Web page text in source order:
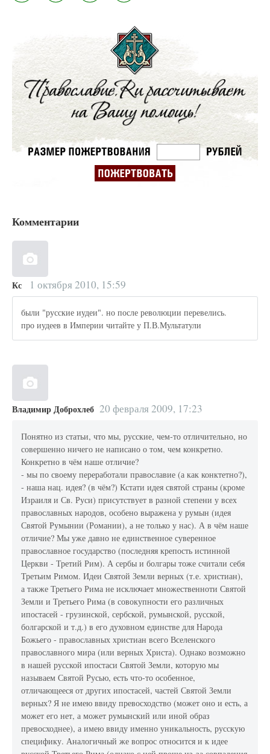
Комментарии
Кс 1 октября 2010, 15:59
были "русские иудеи". но после революции перевелись.
про иудеев в Империи читайте у П.В.Мультатули
Владимир Доброхлеб 20 февраля 2009, 17:23
Понятно из статьи, что мы, русские, чем-то отличительно, но
совершенно ничего не написано о том, чем конкретно.
Конкретно в чём наше отличие?
- мы по своему переработали православие (а как конктетно?),
- наша нац. идея? (в чём?) Кстати идея святой страны (кроме
Израиля и Св. Руси) присутствует в разной степени у всех
православных народов, особено выражена у румын (идея
Святой Румынии (Романии), а не только у нас). А в чём наше
отличие? Мы уже давно не единственное суверенное
православное государство (последняя крепость истинной
Церкви - Третий Рим). А сербы и болгары тоже считали себя
Третьим Римом. Идеи Святой Земли верных (т.е. христиан),
а также Третьего Рима не исключает множественноти Святой
Земли и Третьего Рима (в совокупности его различных
ипостасей - грузинской, сербской, румынской, русской,
болгарской и т.д.) в его духовном единстве для Народа
Божьего - православных христиан всего Вселенского
православного мира (или верных Христа). Однако возможно
в нашей русской ипостаси Святой Земли, которую мы
называем Святой Русью, есть что-то особенное,
отличающееся от других ипостасей, частей Святой Земли
верных? Я не имею ввиду превосходство (может оно и есть, а
может его нет, а может румынский или иной образ
превосходнее), а имею ввиду именно уникальность, русскую
специфику. Аналогичный же вопрос относится и к идее